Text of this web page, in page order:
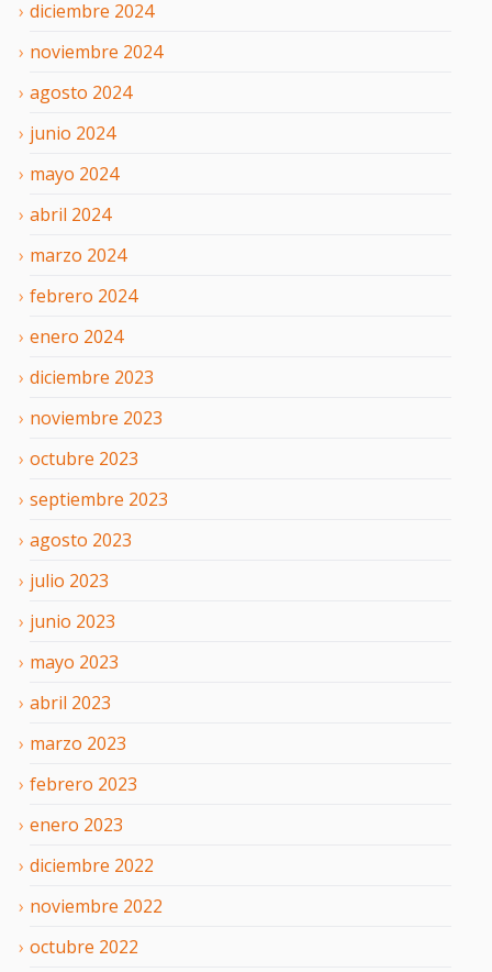
diciembre 2024
noviembre 2024
agosto 2024
junio 2024
mayo 2024
abril 2024
marzo 2024
febrero 2024
enero 2024
diciembre 2023
noviembre 2023
octubre 2023
septiembre 2023
agosto 2023
julio 2023
junio 2023
mayo 2023
abril 2023
marzo 2023
febrero 2023
enero 2023
diciembre 2022
noviembre 2022
octubre 2022